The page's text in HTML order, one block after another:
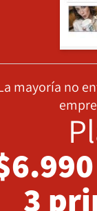
mayoría no
3